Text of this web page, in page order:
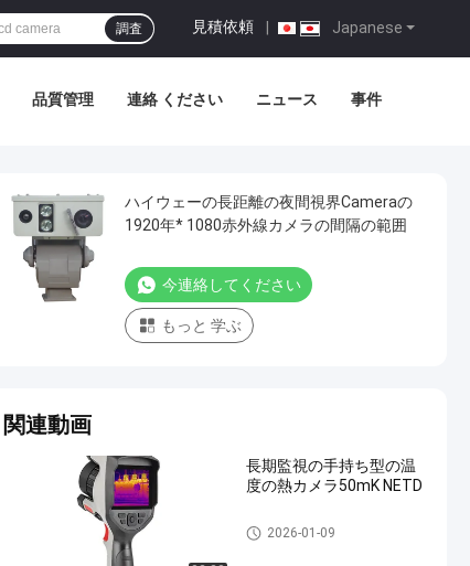
Japanese
見積依頼
調査
品質管理 連絡 ください ニュース 事件
ハイウェーの長距離の夜間視界Cameraの
1920年* 1080赤外線カメラの間隔の範囲
今連絡してください
もっと 学ぶ
関連動画
長期監視の手持ち型の温
度の熱カメラ50mK NETD
携帯用赤外線カメラ
2026-01-09